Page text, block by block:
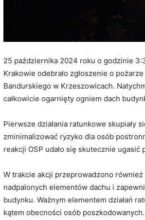
25 października 2024 roku o godzinie
Krakowie odebrało zgłoszenie o
Bandurskiego w Krzeszowicach.
całkowicie ogarnięty ogniem dach
Pierwsze działania ratunkowe skupiały
zminimalizować ryzyko dla osób
reakcji OSP udało się skutecznie
W trakcie akcji przeprowadzono
nadpalonych elementów dachu i
budynku. Ważnym elementem działań
kątem obecności osób